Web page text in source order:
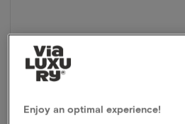
Kasteel Steenenburg★★★★
Enjoy an optimal experience!